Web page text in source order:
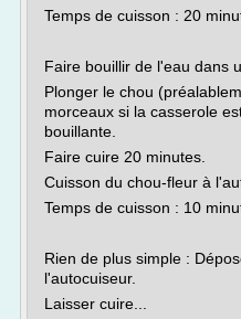
Temps de cuisson : 20
Faire bouillir de l'eau dans
Plonger le chou
morceaux si la casserole
bouillante.
Faire cuire 20 minutes.
Cuisson du chou-fleur à
Temps de cuisson : 10
Rien de plus simple :
l'autocuiseur.
Laisser cuire...